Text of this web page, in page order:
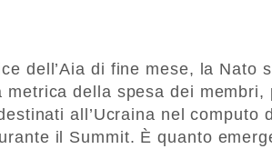
dell’Aia di fine mese, la Nato
metrica della spesa dei
all’Ucraina nel computo
il Summit. È quanto